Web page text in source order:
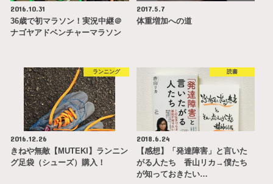
2016.10.31
36歳で初マラソン！実況中継＠
ナゴヤアドベンチャーマラソン
2017.5.7
体重増加への道
ランニング
2016.12.26
きねや無敵【MUTEKI】ランニン
グ足袋（シューズ）購入！
読書
2018.6.24
【感想】「発達障害」と言いた
がる人たち 香山リカ→僕たち
が知っておきたい…